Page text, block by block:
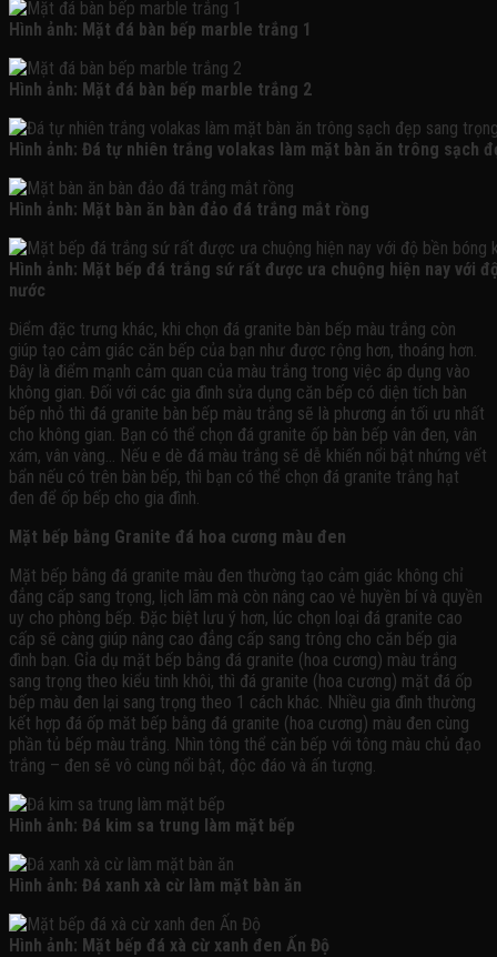
Hình ảnh: Mặt đá bàn bếp marble trắng 1
Hình ảnh: Mặt đá bàn bếp marble trắng 2
Hình ảnh: Đá tự nhiên trắng volakas làm mặt bàn ăn trông sạch
Hình ảnh: Mặt bàn ăn bàn đảo đá trắng mắt rồng
Hình ảnh: Mặt bếp đá trắng sứ rất được ưa chuộng hiện nay với
nước
Điểm đặc trưng khác, khi chọn đá granite bàn bếp màu trắng còn
giúp tạo cảm giác căn bếp của bạn như được rộng hơn, thoáng hơn.
Đây là điểm mạnh cảm quan của màu trắng trong việc áp dụng vào
không gian. Đối với các gia đình sửa dụng căn bếp có diện tích bàn
bếp nhỏ thì đá granite bàn bếp màu trắng sẽ là phương án tối ưu nhất
cho không gian. Bạn có thể chọn đá granite ốp bàn bếp vân đen, vân
xám, vân vàng… Nếu e dè đá màu trắng sẽ dễ khiến nổi bật nhứng vết
bẩn nếu có trên bàn bếp, thì bạn có thể chọn đá granite trắng hạt
đen để ốp bếp cho gia đình.
Mặt bếp bằng Granite đá hoa cương màu đen
Mặt bếp bằng đá granite màu đen thường tạo cảm giác không chỉ
đẳng cấp sang trọng, lịch lãm mà còn nâng cao vẻ huyền bí và quyền
uy cho phòng bếp. Đặc biệt lưu ý hơn, lúc chọn loại đá granite cao
cấp sẽ càng giúp nâng cao đẳng cấp sang trông cho căn bếp gia
đình bạn. Gỉa dụ mặt bếp bằng đá granite (hoa cương) màu trắng
sang trọng theo kiểu tinh khôi, thì đá granite (hoa cương) mặt đá ốp
bếp màu đen lại sang trọng theo 1 cách khác. Nhiều gia đình thường
kết hợp đá ốp măt bếp bằng đá granite (hoa cương) màu đen cùng
phần tủ bếp màu trắng. Nhìn tông thể căn bếp với tông màu chủ đạo
trắng – đen sẽ vô cùng nổi bật, độc đáo và ấn tượng.
Hình ảnh: Đá kim sa trung làm mặt bếp
Hình ảnh: Đá xanh xà cừ làm mặt bàn ăn
Hình ảnh: Mặt bếp đá xà cừ xanh đen Ấn Độ